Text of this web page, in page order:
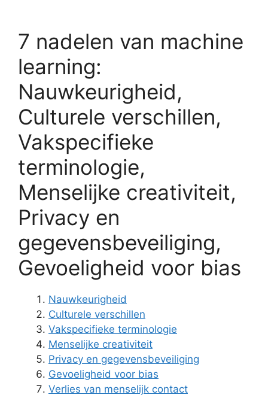
7 nadelen van machine
learning:
Nauwkeurigheid,
Culturele verschillen,
Vakspecifieke
terminologie,
Menselijke creativiteit,
Privacy en
gegevensbeveiliging,
Gevoeligheid voor bias
Nauwkeurigheid
Culturele verschillen
Vakspecifieke terminologie
Menselijke creativiteit
Privacy en gegevensbeveiliging
Gevoeligheid voor bias
Verlies van menselijk contact